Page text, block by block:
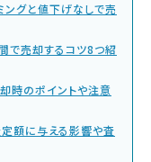
グと値下げなしで売
で売却するコツ8つ紹
時のポイントや注意
額に与える影響や査